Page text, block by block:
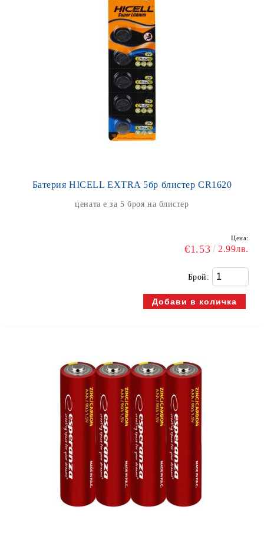
Батерия HICELL EXTRA 5бр блистер CR1620
цената е за 5 броя на блистер
Цена:
€1.53 2.99лв.
Брой: